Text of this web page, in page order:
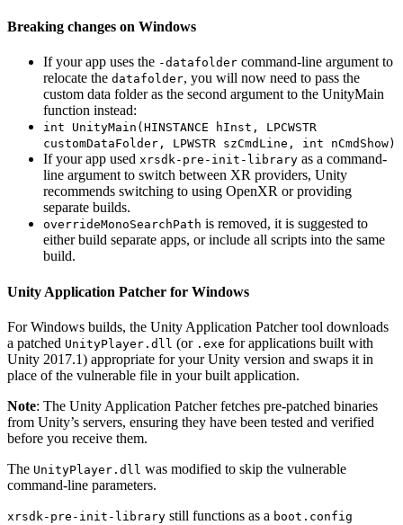
Breaking changes on Windows
If your app uses the -datafolder command-line argument to
relocate the datafolder, you will now need to pass the
custom data folder as the second argument to the UnityMain
function instead:
int UnityMain(HINSTANCE hInst, LPCWSTR
customDataFolder, LPWSTR szCmdLine, int nCmdShow)
If your app used xrsdk-pre-init-library as a command-
line argument to switch between XR providers, Unity
recommends switching to using OpenXR or providing
separate builds.
overrideMonoSearchPath is removed, it is suggested to
either build separate apps, or include all scripts into the same
build.
Unity Application Patcher for Windows
For Windows builds, the Unity Application Patcher tool downloads
a patched UnityPlayer.dll (or .exe for applications built with
Unity 2017.1) appropriate for your Unity version and swaps it in
place of the vulnerable file in your built application.
Note: The Unity Application Patcher fetches pre‑patched binaries
from Unity’s servers, ensuring they have been tested and verified
before you receive them.
The UnityPlayer.dll was modified to skip the vulnerable
command-line parameters.
xrsdk-pre-init-library still functions as a boot.config